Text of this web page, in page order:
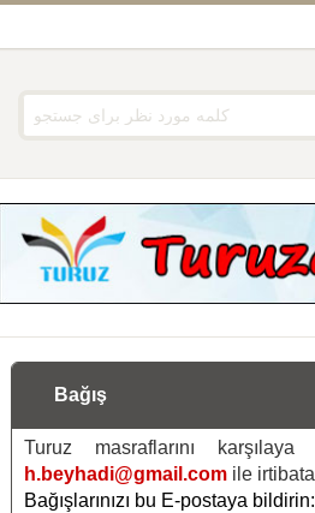
Bağış
Turuz masraflarını
h.beyhadi@gmail.com ile
Bağışlarınızı bu E-postaya bildirin: